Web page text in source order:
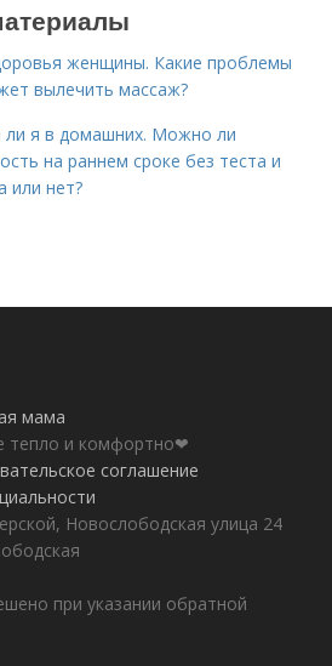
женщины. Какие проблемы
вылечить массаж?
ли я в домашних. Можно ли
на раннем сроке без теста и
или нет?
мама
тепло и комфортно❤
соглашение
Новослободская улица 24
при указании обратной